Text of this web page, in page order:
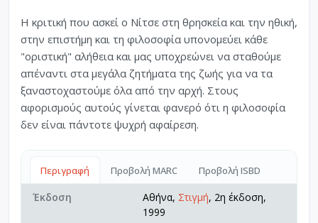
Η κριτική που ασκεί ο Νίτσε στη θρησκεία και την ηθική,
στην επιστήμη και τη φιλοσοφία υπονομεύει κάθε
"οριστική" αλήθεια και μας υποχρεώνει να σταθούμε
απέναντι στα μεγάλα ζητήματα της ζωής για να τα
ξαναστοχαστούμε όλα από την αρχή. Στους
αφορισμούς αυτούς γίνεται φανερό ότι η φιλοσοφία
δεν είναι πάντοτε ψυχρή αφαίρεση.
Περιγραφή Προβολή MARC Προβολή ISBD
Έκδοση Αθήνα, Στιγμή, 2η έκδοση,
1999